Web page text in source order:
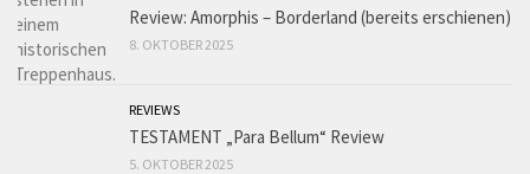
Review: Amorphis – Borderland (bereits erschienen)
8. OKTOBER 2025
REVIEWS
TESTAMENT „Para Bellum“ Review
5. OKTOBER 2025